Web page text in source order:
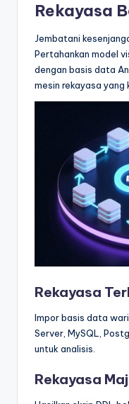
Rekayasa
Jembatani
Pertahankan model
dengan basis data
mesin rekayasa yang
Rekayasa
Impor basis data
Server, MySQL,
untuk analisis.
Rekayasa